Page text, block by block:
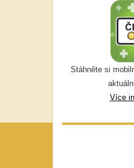
Stáhněte si
Více